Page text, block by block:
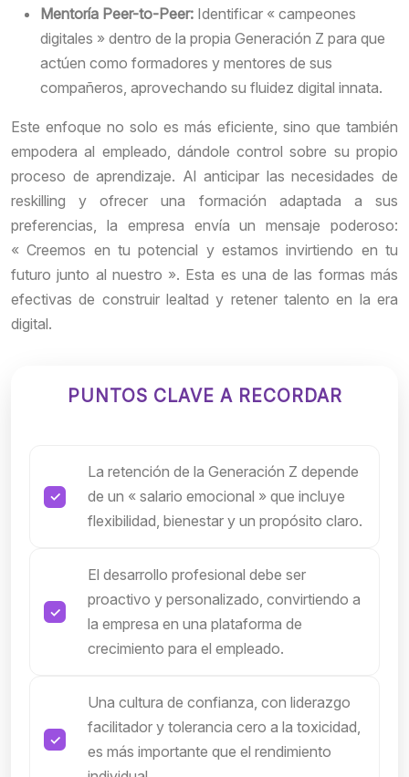
Mentoría Peer-to-Peer: Identificar « campeones
digitales » dentro de la propia Generación Z para que
actúen como formadores y mentores de sus
compañeros, aprovechando su fluidez digital innata.
Este enfoque no solo es más eficiente, sino que también
empodera al empleado, dándole control sobre su propio
proceso de aprendizaje. Al anticipar las necesidades de
reskilling y ofrecer una formación adaptada a sus
preferencias, la empresa envía un mensaje poderoso:
« Creemos en tu potencial y estamos invirtiendo en tu
futuro junto al nuestro ». Esta es una de las formas más
efectivas de construir lealtad y retener talento en la era
digital.
PUNTOS CLAVE A RECORDAR
La retención de la Generación Z depende
de un « salario emocional » que incluye
flexibilidad, bienestar y un propósito claro.
El desarrollo profesional debe ser
proactivo y personalizado, convirtiendo a
la empresa en una plataforma de
crecimiento para el empleado.
Una cultura de confianza, con liderazgo
facilitador y tolerancia cero a la toxicidad,
es más importante que el rendimiento